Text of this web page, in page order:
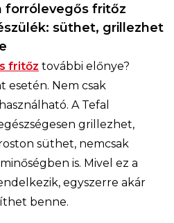
forrólevegős fritőz
süthet, grillezhet
fritőz további előnye?
esetén. Nem csak
A Tefal
grillezhet,
süthet, nemcsak
is. Mivel ez a
egyszerre akár
benne.